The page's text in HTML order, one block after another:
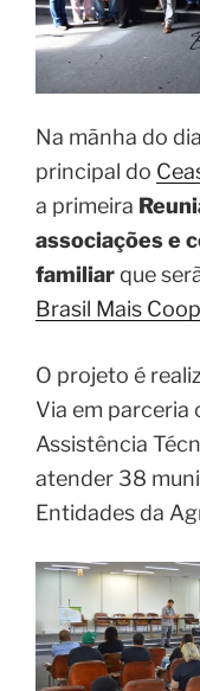
principal do
a
primeira
associações e
familiar que
Brasil Mais
Via em
Assistência
atender 38
Entidades da